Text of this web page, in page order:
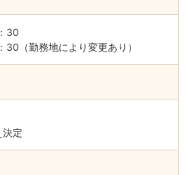
30
30（勤務地により変更あり）
定